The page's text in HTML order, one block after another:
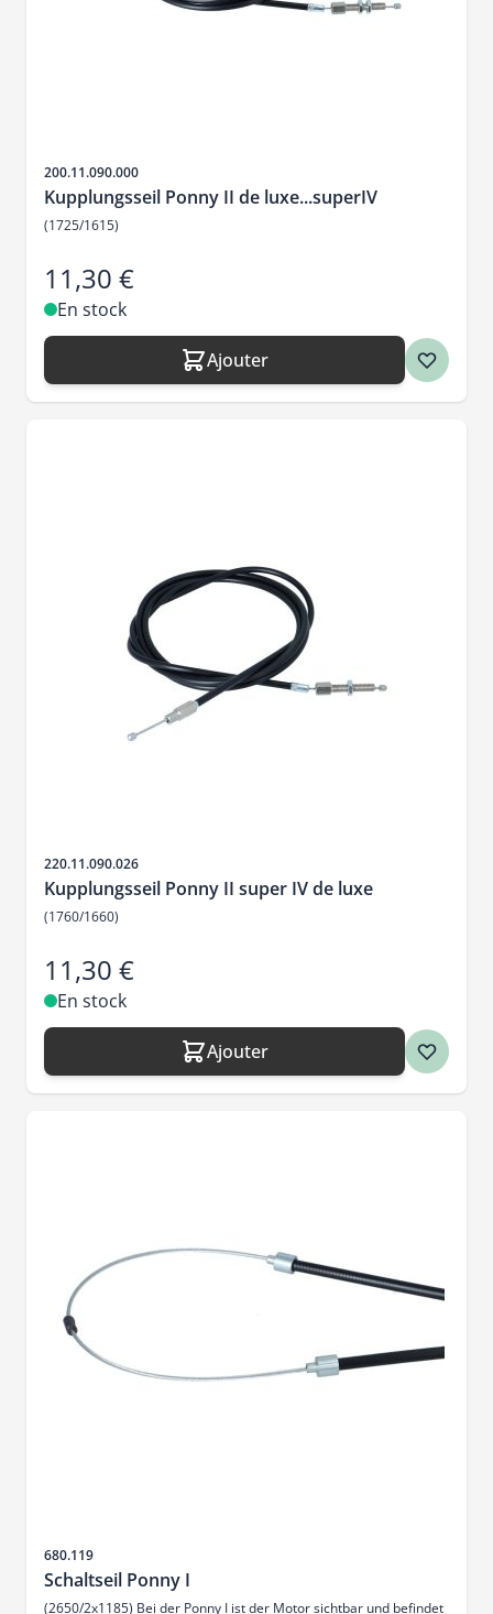
SKU
200.11.090.000
Kupplungsseil Ponny II de luxe...superIV
(1725/1615)
11,30 €
En stock
Ajouter
SKU
220.11.090.026
Kupplungsseil Ponny II super IV de luxe
(1760/1660)
11,30 €
En stock
Ajouter
SKU
680.119
Schaltseil Ponny I
(2650/2x1185) Bei der Ponny I ist der Motor sichtbar und befindet